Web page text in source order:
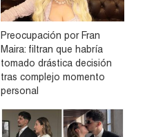
Preocupación por Fran
Maira: filtran que habría
tomado drástica decisión
tras complejo momento
personal